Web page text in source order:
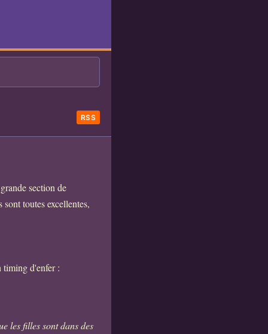
RSS
section de
toutes excellentes,
timing d'enfer :
les filles sont dans des